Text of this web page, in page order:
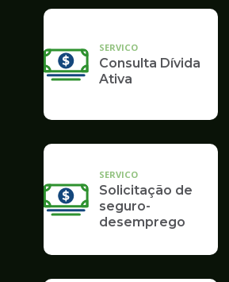
SERVICO
Consulta Dívida
Ativa
SERVICO
Solicitação de
seguro-
desemprego